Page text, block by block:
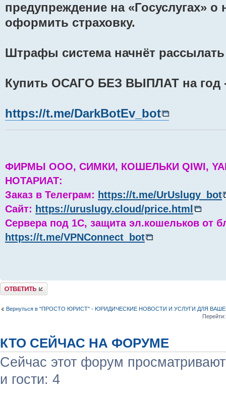
предупреждение на «Госуслугах» о
оформить страховку.
Штрафы система начнёт рассылать
Купить ОСАГО БЕЗ ВЫПЛАТ на год
https://t.me/DarkBotEv_bot
ФИРМЫ ООО, СИМКИ, КОШЕЛЬКИ QIWI,
НОТАРИАТ:
Заказ в Телеграм: https://t.me/UrUslugy_bot
Сайт: https://uruslugy.cloud/price.html
Сервера под 1С, защита эл.кошельков от
https://t.me/VPNConnect_bot
Комментировать
Вернуться в "ПРОСТО ЮРИСТ" - ЮРИДИЧЕСКИЕ НОВОСТИ И УСЛУГИ ДЛЯ
Перейти:
КТО СЕЙЧАС НА ФОРУМЕ
Сейчас этот форум
и гости: 4